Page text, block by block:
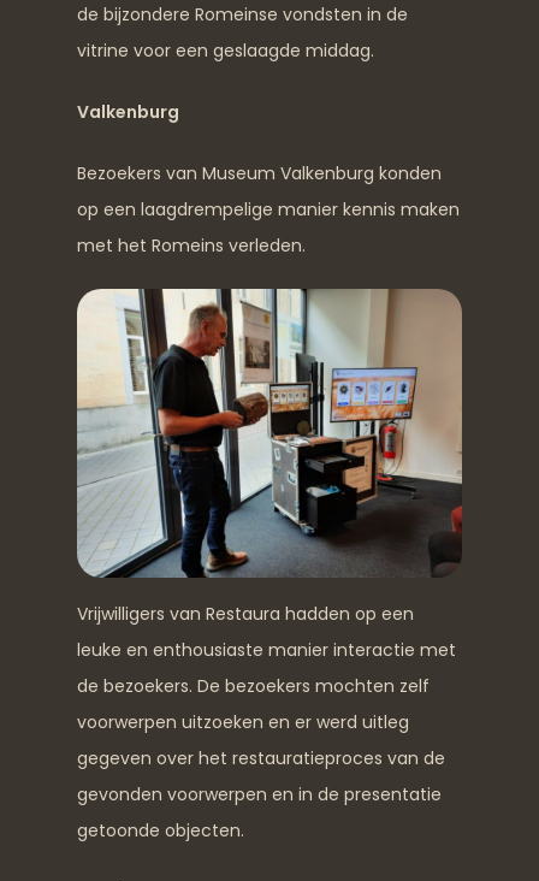
de bijzondere Romeinse vondsten in de
vitrine voor een geslaagde middag.
Valkenburg
Bezoekers van Museum Valkenburg konden
op een laagdrempelige manier kennis maken
met het Romeins verleden.
Vrijwilligers van Restaura hadden op een
leuke en enthousiaste manier interactie met
de bezoekers. De bezoekers mochten zelf
voorwerpen uitzoeken en er werd uitleg
gegeven over het restauratieproces van de
gevonden voorwerpen en in de presentatie
getoonde objecten.